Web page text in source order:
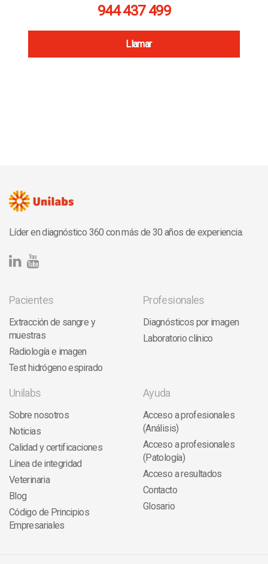
944 437 499
Llamar
Líder en diagnóstico 360 con más de 30 años de experiencia.
Pacientes
Extracción de sangre y
muestras
Radiología e imagen
Test hidrógeno espirado
Profesionales
Diagnósticos por imagen
Laboratorio clínico
Unilabs
Sobre nosotros
Noticias
Calidad y certificaciones
Línea de integridad
Veterinaria
Blog
Código de Principios
Empresariales
Ayuda
Acceso a profesionales
(Análisis)
Acceso a profesionales
(Patología)
Acceso a resultados
Contacto
Glosario